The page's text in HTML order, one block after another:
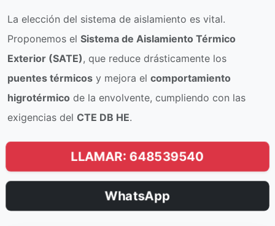
La elección del sistema de aislamiento es vital.
Proponemos el Sistema de Aislamiento Térmico
Exterior (SATE), que reduce drásticamente los
puentes térmicos y mejora el comportamiento
higrotérmico de la envolvente, cumpliendo con las
exigencias del CTE DB HE.
LLAMAR: 648539540
WhatsApp